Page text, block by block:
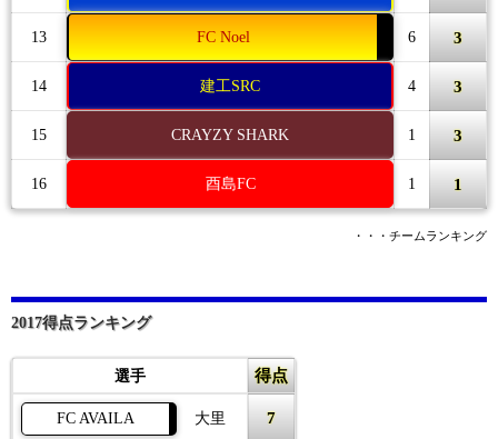
13 FC Noel 6 3
14 建工SRC 4 3
15 CRAYZY SHARK 1 3
16 酉島FC 1 1
・・・チームランキング
2017得点ランキング
選手 得点
FC AVAILA 大里 7